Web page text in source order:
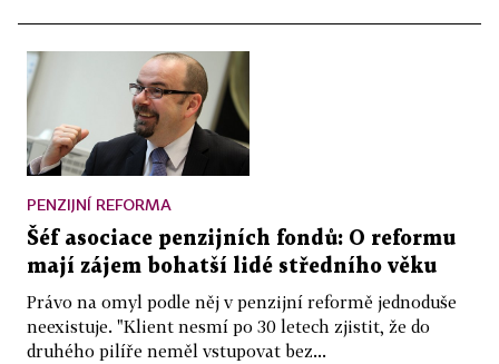
PENZIJNÍ REFORMA
Šéf asociace penzijních fondů: O reformu
mají zájem bohatší lidé středního věku
Právo na omyl podle něj v penzijní reformě jednoduše
neexistuje. "Klient nesmí po 30 letech zjistit, že do
druhého pilíře neměl vstupovat bez...